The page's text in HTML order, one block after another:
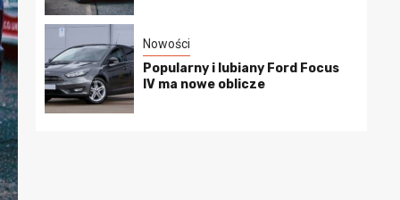
Nowości
Popularny i lubiany Ford Focus
IV ma nowe oblicze